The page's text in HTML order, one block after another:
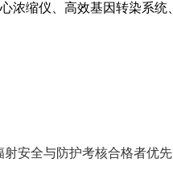
浓缩仪、高效基因转染系
安全与防护考核合格者优先